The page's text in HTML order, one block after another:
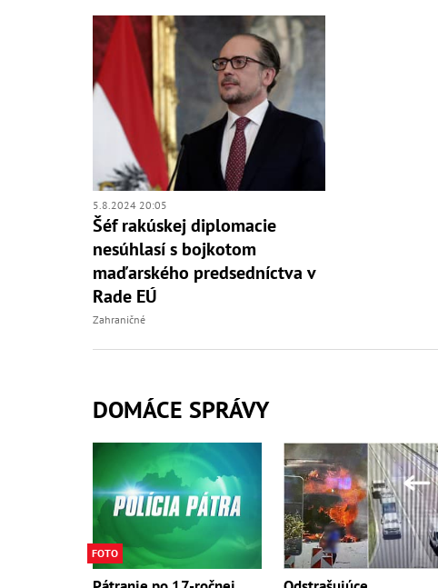
5.8.2024 20:05
Šéf rakúskej diplomacie
nesúhlasí s bojkotom
maďarského predsedníctva v
Rade EÚ
Zahraničné
DOMÁCE SPRÁVY
FOTO